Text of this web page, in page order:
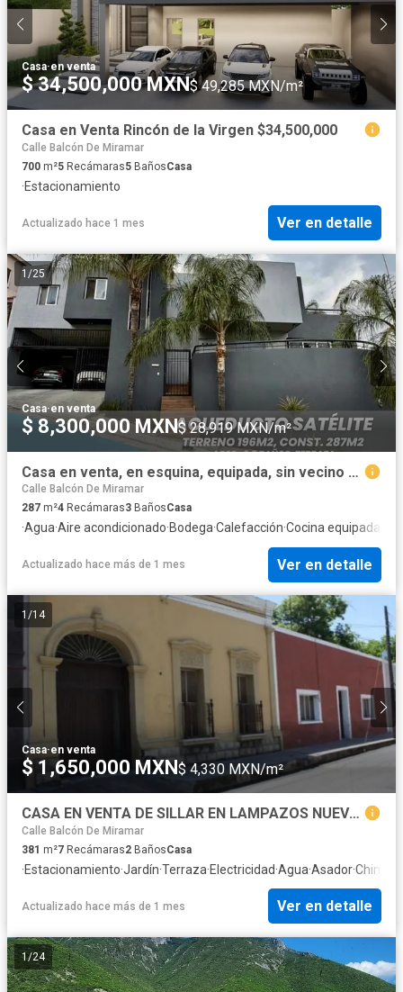
Casa·en venta
$ 34,500,000 MXN$ 49,285 MXN/m²
Casa en Venta Rincón de la Virgen $34,500,000
Calle Balcón De Miramar
700 m²5 Recámaras5 BañosCasa
·Estacionamiento
Actualizado hace 1 mes Ver en detalle
1 /25
Casa·en venta
$ 8,300,000 MXN$ 28,919 MXN/m²
Casa en venta, en esquina, equipada, sin vecino al frente en Acueducto Satélite
Calle Balcón De Miramar
287 m²4 Recámaras3 BañosCasa
·Agua·Aire acondicionado·Bodega·Calefacción·Cocina equipada
Actualizado hace más de 1 mes Ver en detalle
1 /14
Casa·en venta
$ 1,650,000 MXN$ 4,330 MXN/m²
CASA EN VENTA DE SILLAR EN LAMPAZOS NUEVO LEON.......son la fachada amarilla y la marron es toda la casa
Calle Balcón De Miramar
381 m²7 Recámaras2 BañosCasa
·Estacionamiento·Jardín·Terraza·Electricidad·Agua·Asador·
Actualizado hace más de 1 mes Ver en detalle
1/24